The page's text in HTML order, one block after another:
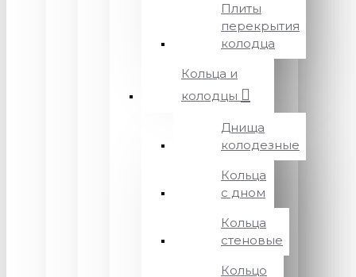
Плиты
перекрытия
колодца
Кольца и
колодцы
Днища
колодезные
Кольца
с дном
Кольца
стеновые
Кольцо